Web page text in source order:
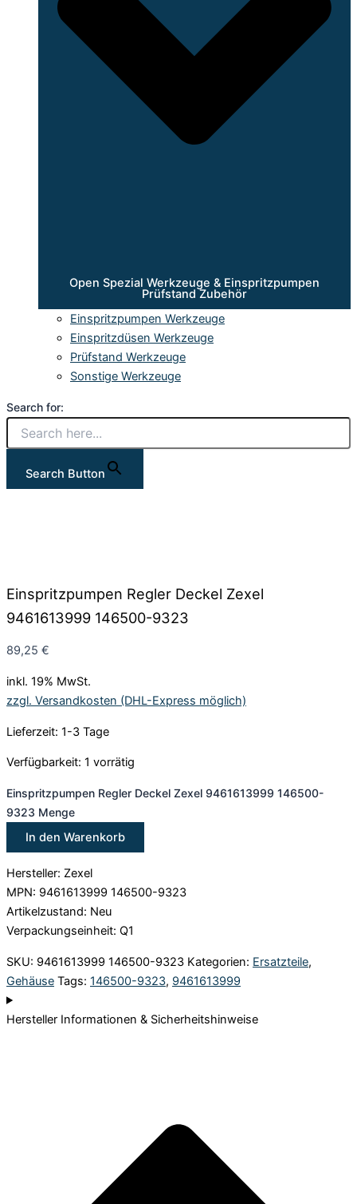
Open Spezial Werkzeuge & Einspritzpumpen
Prüfstand Zubehör
Einspritzpumpen Werkzeuge
Einspritzdüsen Werkzeuge
Prüfstand Werkzeuge
Sonstige Werkzeuge
Search for:
Search Button
Einspritzpumpen Regler Deckel Zexel
9461613999 146500-9323
89,25 €
inkl. 19% MwSt.
zzgl. Versandkosten (DHL-Express möglich)
Lieferzeit: 1-3 Tage
Verfügbarkeit: 1 vorrätig
Einspritzpumpen Regler Deckel Zexel 9461613999 146500-
9323 Menge
In den Warenkorb
Hersteller: Zexel
MPN: 9461613999 146500-9323
Artikelzustand: Neu
Verpackungseinheit: Q1
SKU: 9461613999 146500-9323 Kategorien: Ersatzteile,
Gehäuse Tags: 146500-9323, 9461613999
Hersteller Informationen & Sicherheitshinweise